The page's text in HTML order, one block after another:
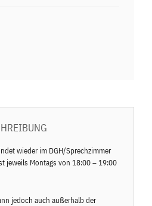
wieder im DGH/Sprechzimmer
jeweils Montags von 18:00 – 19:00
jedoch auch außerhalb der